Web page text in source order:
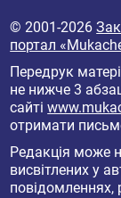
© 2001-2026
портал
Передрук
не нижче 3
сайті
отримати
Редакція може
висвітлених у
повідомленнях,